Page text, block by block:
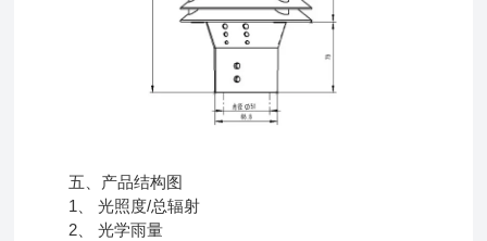
五、产品结构图
1、光照度/总辐射
2、光学雨量